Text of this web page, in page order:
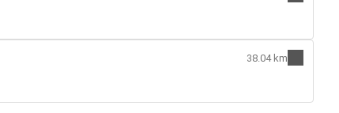
38.04 km